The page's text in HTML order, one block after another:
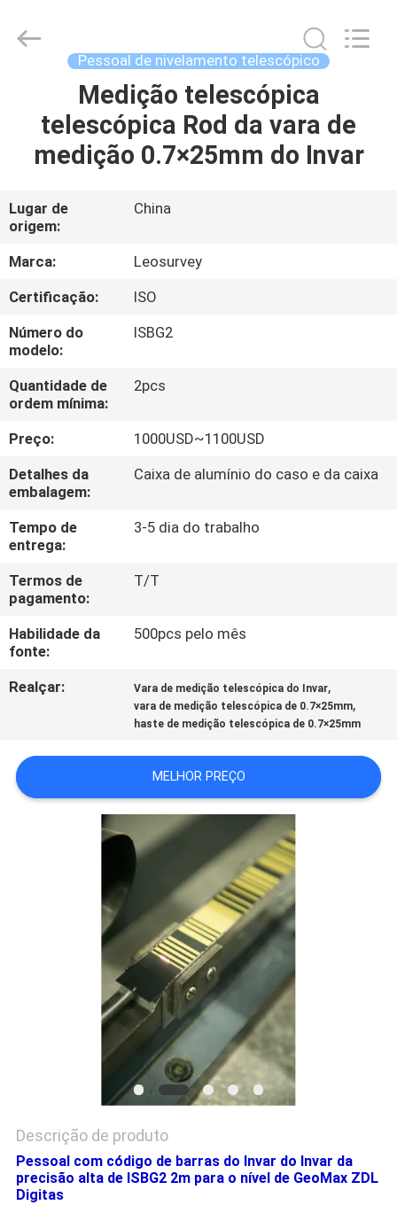
PRODUTOS
SOBRE
NÓS
EXCURSÃO
DA
FÁBRICA
CONTROLE
DA
QUALIDADE
CONTACTE-
NOS
PEÇA
UMAS
CITAÇÕES
DO
SITE
PRIVACY
Survey
Instrument
Pessoal de nivelamento telescópico
Medição telescópica
telescópica Rod da vara de
medição 0.7×25mm do Invar
Lugar de
origem:
China
Marca:
Leosurvey
Certificação:
ISO
Número do
modelo:
ISBG2
Quantidade de
ordem mínima:
2pcs
Preço:
1000USD~1100USD
Detalhes da
embalagem:
Caixa de alumínio do caso e da caixa
Tempo de
entrega:
3-5 dia do trabalho
Termos de
pagamento:
T/T
Habilidade da
fonte:
500pcs pelo mês
Realçar: Vara de medição telescópica do Invar,
vara de medição telescópica de 0.7×25mm,
haste de medição telescópica de 0.7×25mm
MELHOR PREÇO
Descrição de produto
Pessoal com código de barras do Invar do Invar da
precisão alta de ISBG2 2m para o nível de GeoMax ZDL
Digitas